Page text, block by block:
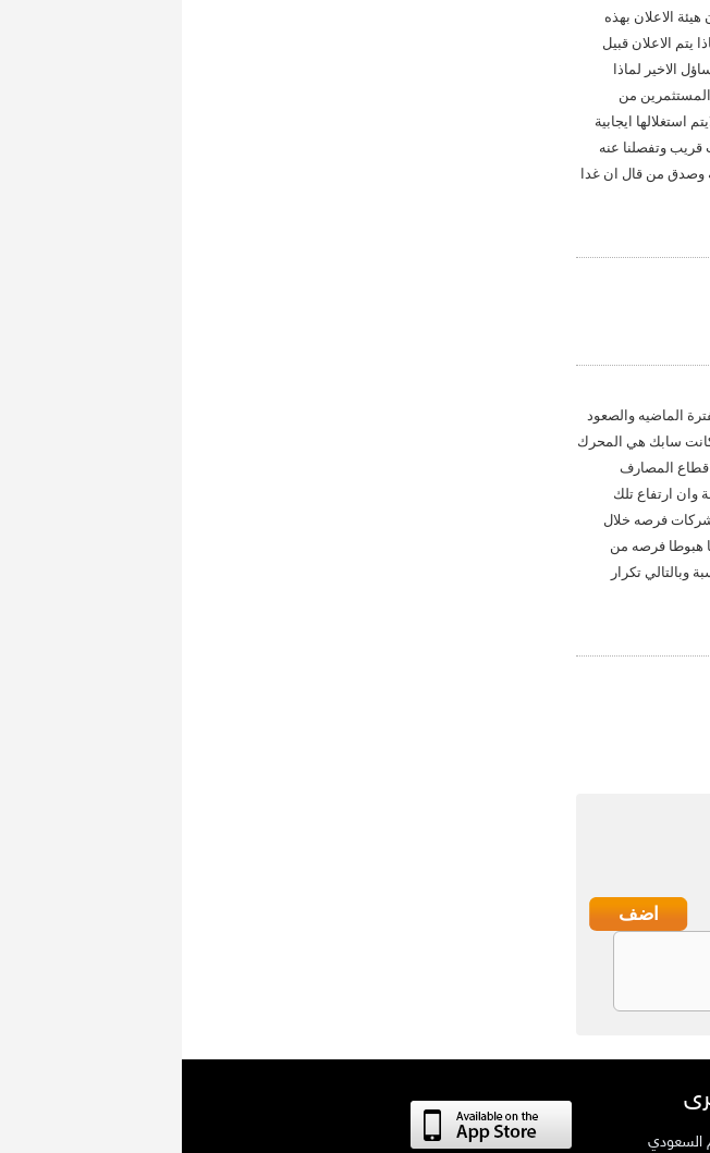
الاعلان بهذه
يتم الاعلان قبيل
الاخير لماذا
من
استغلالها ايجابية
قريب وتفصلنا عنه
وصدق من قال ان غدا
الماضيه والصعود
كانت سابك هي المحرك
قطاع المصارف
وان ارتفاع تلك
فرصه خلال
هبوطا فرصه من
وبالتالي تكرار
السعودي